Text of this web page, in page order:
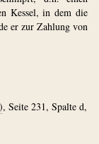
Kessel, in dem die
er zur Zahlung von
, Seite 231, Spalte d,